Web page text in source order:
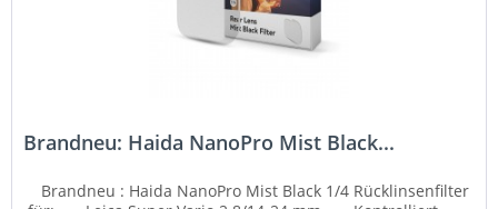
Brandneu: Haida NanoPro Mist Black...
Brandneu : Haida NanoPro Mist Black 1/4 Rücklinsenfilter